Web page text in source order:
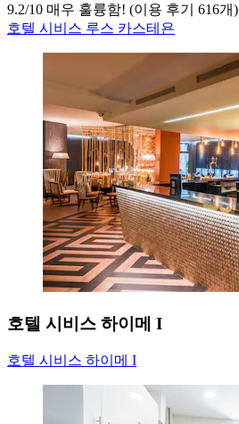
9.2/10 매우 훌륭함! (이용 후기 616개)
호텔 시비스 루스 카스테욘
호텔 시비스 하이메 I
호텔 시비스 하이메 I